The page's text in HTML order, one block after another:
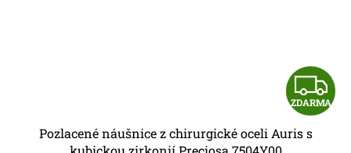
Z
D
ZDARMA
Pozlacené náušnice z chirurgické oceli Auris s